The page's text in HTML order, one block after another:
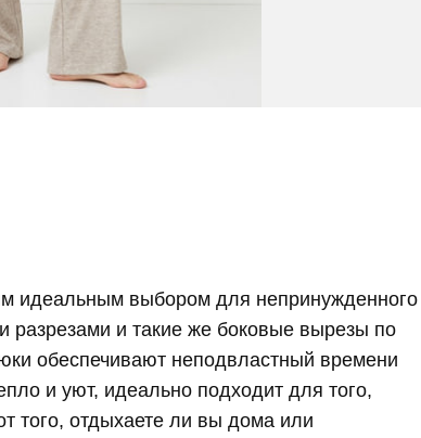
идеальным выбором для непринужденного
разрезами и такие же боковые вырезы по
обеспечивают неподвластный времени
и уют, идеально подходит для того,
того, отдыхаете ли вы дома или